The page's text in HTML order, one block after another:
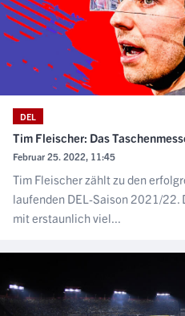
DEL
Tim Fleischer: Das
Februar 25. 2022, 11:45
Tim Fleischer zählt zu den
laufenden DEL-Saison 2021/
mit erstaunlich viel...